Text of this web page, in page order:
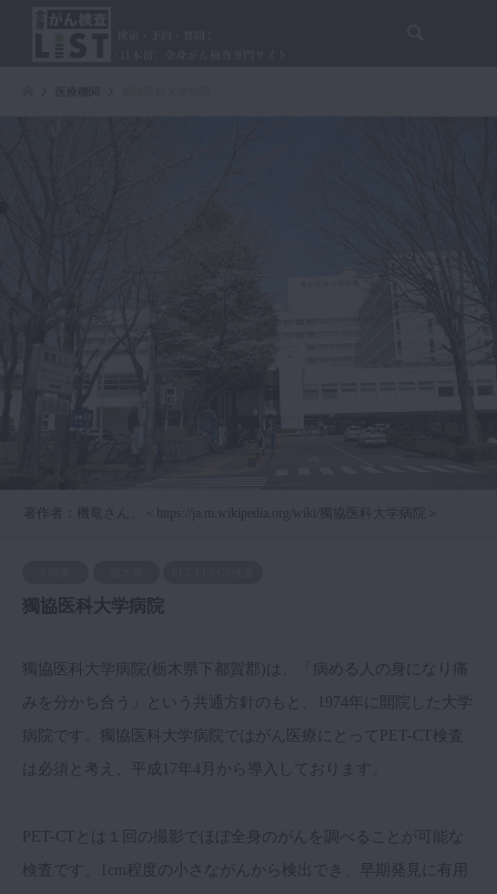
著作者：機竜さん、＜https://ja.m.wikipedia.org/wiki/獨協医科大学病院＞
獨協医科大学病院
獨協医科大学病院(栃木県下都賀郡)は、「病める人の身になり痛
みを分かち合う」という共通方針のもと、1974年に開院した大学
病院です。獨協医科大学病院ではがん医療にとってPET-CT検査
は必須と考え、平成17年4月から導入しております。
PET-CTとは１回の撮影でほぼ全身のがんを調べることが可能な
検査です。1cm程度の小さながんから検出でき、早期発見に有用